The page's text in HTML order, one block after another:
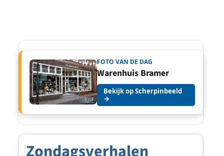
FOTO VAN DE DAG
Warenhuis Bramer
Bekijk op Scherpinbeeld
→